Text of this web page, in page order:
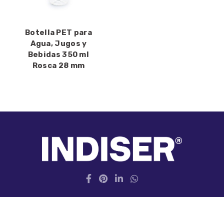
Botella PET para
Agua, Jugos y
Bebidas 350 ml
Rosca 28 mm